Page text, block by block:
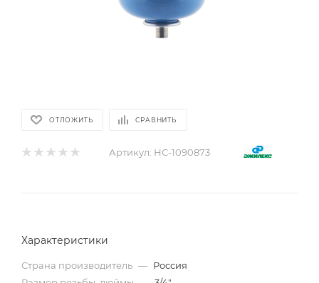
ОТЛОЖИТЬ СРАВНИТЬ
Артикул: НС-1090873
Характеристики
Страна производитель — Россия